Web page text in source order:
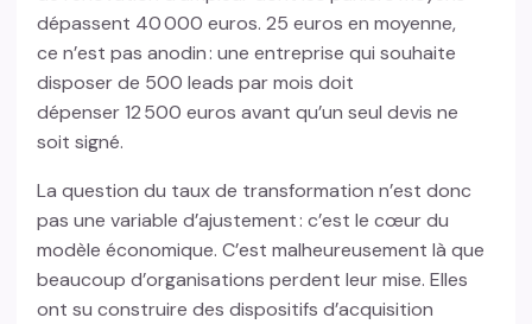
dépassent 40 000 euros. 25 euros en moyenne,
ce n’est pas anodin : une entreprise qui souhaite
disposer de 500 leads par mois doit
dépenser 12 500 euros avant qu’un seul devis ne
soit signé.
La question du taux de transformation n’est donc
pas une variable d’ajustement : c’est le cœur du
modèle économique. C’est malheureusement là que
beaucoup d’organisations perdent leur mise. Elles
ont su construire des dispositifs d’acquisition